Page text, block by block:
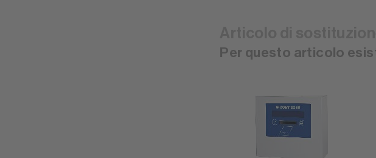
Per questo articolo